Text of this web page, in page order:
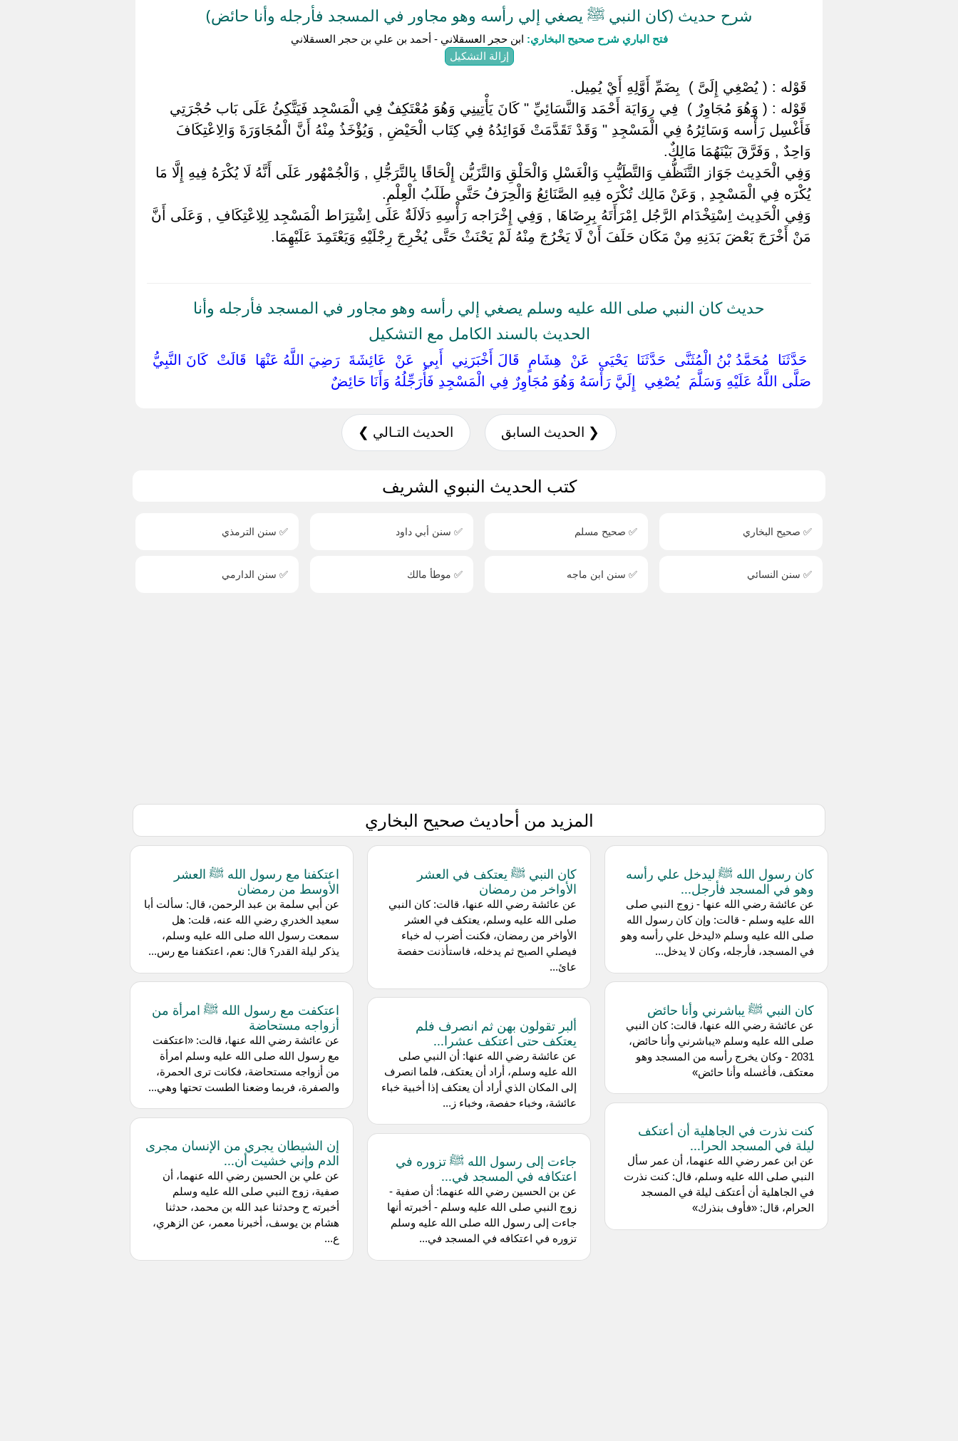
شرح حديث (كان النبي ﷺ يصغي إلي رأسه وهو مجاور في المسجد فأرجله وأنا حائض)
فتح الباري شرح صحيح البخاري: ابن حجر العسقلاني - أحمد بن علي بن حجر العسقلاني
إزالة التشكيل
‏ ‏قَوْله : ( يُصْغِي إِلَىَّ ) ‏ ‏بِضَمِّ أَوَّلِهِ أَيْ يُمِيل.
‏ ‏قَوْله : ( وَهُوَ مُجَاوِرٌ ) ‏ ‏فِي رِوَايَة أَحْمَد وَالنَّسَائِيِّ " كَانَ يَأْتِينِي وَهُوَ مُعْتَكِفٌ فِي الْمَسْجِد فَيَتَّكِئُ عَلَى بَاب حُجْرَتِي
فَأَغْسِل رَأْسه وَسَائِرُهُ فِي الْمَسْجِدِ " وَقَدْ تَقَدَّمَتْ فَوَائِدُهُ فِي كِتَاب الْحَيْضِ , وَيُؤْخَذُ مِنْهُ أَنَّ الْمُجَاوَرَةَ وَالِاعْتِكَافَ
وَاحِدٌ , وَفَرَّقَ بَيْنَهُمَا مَالِكٌ.
وَفِي الْحَدِيث جَوَاز التَّنَظُّفِ وَالتَّطَيُّبِ وَالْغَسْلِ وَالْحَلْقِ وَالتَّزَيُّن إِلْحَاقًا بِالتَّرَجُّلِ , وَالْجُمْهُور عَلَى أَنَّهُ لَا يُكْرَهُ فِيهِ إِلَّا مَا
يُكْرَه فِي الْمَسْجِدِ , وَعَنْ مَالِك تُكْرَه فِيهِ الصَّنَائِعُ وَالْحِرَفُ حَتَّى طَلَبُ الْعِلْمِ.
وَفِي الْحَدِيث اِسْتِخْدَام الرَّجُل اِمْرَأَتَهُ بِرِضَاهَا , وَفِي إِخْرَاجه رَأْسِهِ دَلَالَةٌ عَلَى اِشْتِرَاط الْمَسْجِد لِلِاعْتِكَافِ , وَعَلَى أَنَّ
مَنْ أَخْرَجَ بَعْضَ بَدَنِهِ مِنْ مَكَان حَلَفَ أَنْ لَا يَخْرُجَ مِنْهُ لَمْ يَحْنَثْ حَتَّى يُخْرِجَ رِجْلَيْهِ وَيَعْتَمِدَ عَلَيْهِمَا.
حديث كان النبي صلى الله عليه وسلم يصغي إلي رأسه وهو مجاور في المسجد فأرجله وأنا
الحديث بالسند الكامل مع التشكيل
‏ ‏حَدَّثَنَا ‏ ‏مُحَمَّدُ بْنُ الْمُثَنَّى ‏ ‏حَدَّثَنَا ‏ ‏يَحْيَى ‏ ‏عَنْ ‏ ‏هِشَامٍ ‏ ‏قَالَ أَخْبَرَنِي ‏ ‏أَبِي ‏ ‏عَنْ ‏ ‏عَائِشَةَ ‏ ‏رَضِيَ اللَّهُ عَنْهَا ‏ ‏قَالَتْ ‏ ‏كَانَ النَّبِيُّ ‏
‏صَلَّى اللَّهُ عَلَيْهِ وَسَلَّمَ ‏ ‏يُصْغِي ‏ ‏إِلَيَّ رَأْسَهُ وَهُوَ مُجَاوِرٌ فِي الْمَسْجِدِ فَأُرَجِّلُهُ وَأَنَا حَائِضٌ ‏
❮ الحديث السابق الحديث التـالي ❯
كتب الحديث النبوي الشريف
✅ صحيح البخاري ✅ صحيح مسلم ✅ سنن أبي داود ✅ سنن الترمذي
✅ سنن النسائي ✅ سنن ابن ماجه ✅ موطأ مالك ✅ سنن الدارمي
المزيد من أحاديث صحيح البخاري
كان رسول الله ﷺ ليدخل علي رأسه
وهو في المسجد فأرجل...
عن عائشة رضي الله عنها - زوج النبي صلى
الله عليه وسلم - قالت: وإن كان رسول الله
صلى الله عليه وسلم «ليدخل علي رأسه وهو
في المسجد، فأرجله، وكان لا يدخل...
كان النبي ﷺ يباشرني وأنا حائض
عن عائشة رضي الله عنها، قالت: كان النبي
صلى الله عليه وسلم «يباشرني وأنا حائض،
2031 - وكان يخرج رأسه من المسجد وهو
معتكف، فأغسله وأنا حائض»
كنت نذرت في الجاهلية أن أعتكف
ليلة في المسجد الحرا...
عن ابن عمر رضي الله عنهما، أن عمر سأل
النبي صلى الله عليه وسلم، قال: كنت نذرت
في الجاهلية أن أعتكف ليلة في المسجد
الحرام، قال: «فأوف بنذرك»
كان النبي ﷺ يعتكف في العشر
الأواخر من رمضان
عن عائشة رضي الله عنها، قالت: كان النبي
صلى الله عليه وسلم، يعتكف في العشر
الأواخر من رمضان، فكنت أضرب له خباء
فيصلي الصبح ثم يدخله، فاستأذنت حفصة
عائ...
ألبر تقولون بهن ثم انصرف فلم
يعتكف حتى اعتكف عشرا...
عن عائشة رضي الله عنها: أن النبي صلى
الله عليه وسلم، أراد أن يعتكف، فلما انصرف
إلى المكان الذي أراد أن يعتكف إذا أخبية خباء
عائشة، وخباء حفصة، وخباء ز...
جاءت إلى رسول الله ﷺ تزوره في
اعتكافه في المسجد في...
عن بن الحسين رضي الله عنهما: أن صفية -
زوج النبي صلى الله عليه وسلم - أخبرته أنها
جاءت إلى رسول الله صلى الله عليه وسلم
تزوره في اعتكافه في المسجد في...
اعتكفنا مع رسول الله ﷺ العشر
الأوسط من رمضان
عن أبي سلمة بن عبد الرحمن، قال: سألت أبا
سعيد الخدري رضي الله عنه، قلت: هل
سمعت رسول الله صلى الله عليه وسلم،
يذكر ليلة القدر؟ قال: نعم، اعتكفنا مع رس...
اعتكفت مع رسول الله ﷺ امرأة من
أزواجه مستحاضة
عن عائشة رضي الله عنها، قالت: «اعتكفت
مع رسول الله صلى الله عليه وسلم امرأة
من أزواجه مستحاضة، فكانت ترى الحمرة،
والصفرة، فربما وضعنا الطست تحتها وهي...
إن الشيطان يجري من الإنسان مجرى
الدم وإني خشيت أن...
عن علي بن الحسين رضي الله عنهما، أن
صفية، زوج النبي صلى الله عليه وسلم
أخبرته ح وحدثنا عبد الله بن محمد، حدثنا
هشام بن يوسف، أخبرنا معمر، عن الزهري،
ع...